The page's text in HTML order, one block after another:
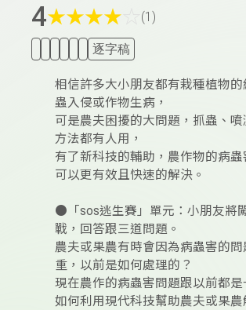
4★★★★ (1)
逐字稿
相信許多大小朋友都有栽種植物的
蟲入侵或作物生病，
可是農夫困擾的大問題，抓蟲、噴
方法都有人用，
有了新科技的輔助，農作物的病蟲
可以更有效且快速的解決。
●「sos逃生賽」單元：小朋友將
戰，回答跟三道問題。
農夫或果農有時會因為病蟲害的問
重，以前是如何處理的？
現在農作的病蟲害問題跟以前都是
如何利用現代科技幫助農夫或果農